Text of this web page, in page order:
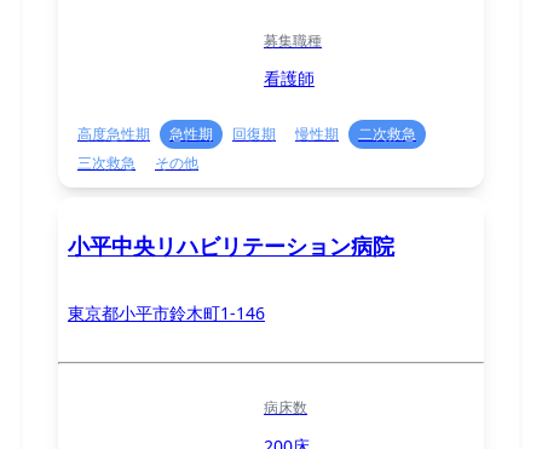
募集職種
看護師
高度急性期 急性期 回復期 慢性期
二次救急
三次救急
その他
小平中央リハビリテーション病院
東京都小平市鈴木町1-146
病床数